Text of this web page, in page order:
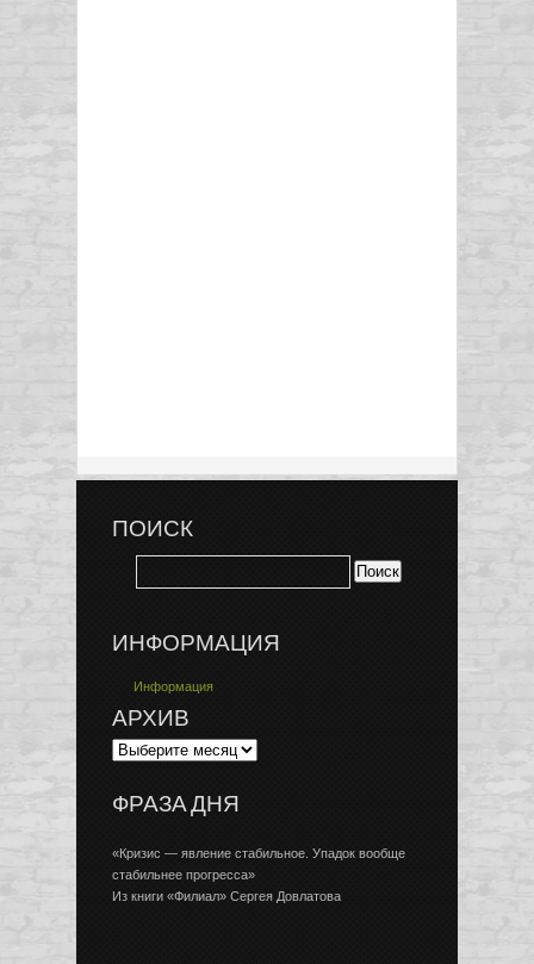
ПОИСК
ИНФОРМАЦИЯ
Информация
АРХИВ
ФРАЗА ДНЯ
«Кризис — явление стабильное. Упадок вообще
стабильнее прогресса»
Из книги «Филиал» Сергея Довлатова